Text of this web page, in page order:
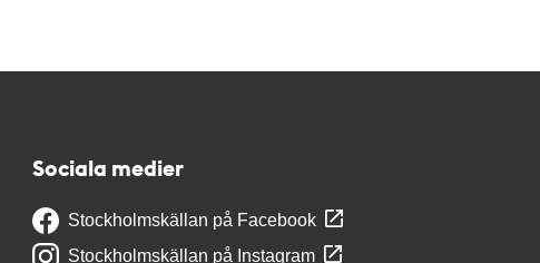
Sociala medier
Stockholmskällan på Facebook
Stockholmskällan på Instagram